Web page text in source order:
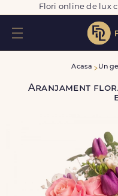
Flori online de lux
Acasa Un
Aranjament